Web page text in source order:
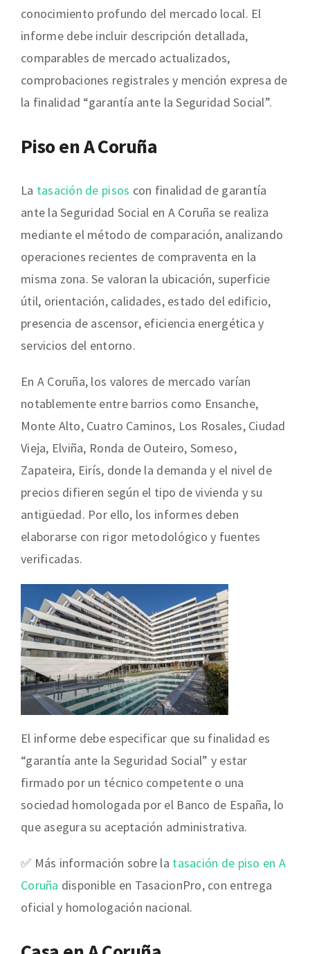
conocimiento profundo del mercado local. El
informe debe incluir descripción detallada,
comparables de mercado actualizados,
comprobaciones registrales y mención expresa de
la finalidad “garantía ante la Seguridad Social”.
Piso en A Coruña
La tasación de pisos con finalidad de garantía
ante la Seguridad Social en A Coruña se realiza
mediante el método de comparación, analizando
operaciones recientes de compraventa en la
misma zona. Se valoran la ubicación, superficie
útil, orientación, calidades, estado del edificio,
presencia de ascensor, eficiencia energética y
servicios del entorno.
En A Coruña, los valores de mercado varían
notablemente entre barrios como Ensanche,
Monte Alto, Cuatro Caminos, Los Rosales, Ciudad
Vieja, Elviña, Ronda de Outeiro, Someso,
Zapateira, Eirís, donde la demanda y el nivel de
precios difieren según el tipo de vivienda y su
antigüedad. Por ello, los informes deben
elaborarse con rigor metodológico y fuentes
verificadas.
El informe debe especificar que su finalidad es
“garantía ante la Seguridad Social” y estar
firmado por un técnico competente o una
sociedad homologada por el Banco de España, lo
que asegura su aceptación administrativa.
✅ Más información sobre la tasación de piso en A
Coruña disponible en TasacionPro, con entrega
oficial y homologación nacional.